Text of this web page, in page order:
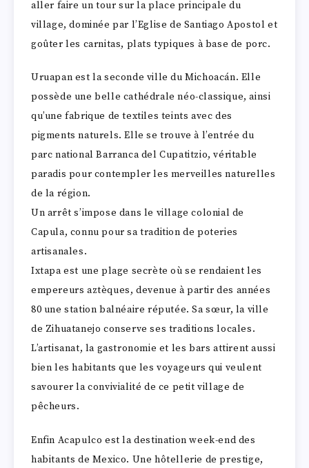
aller faire un tour sur la place principale du
village, dominée par l’Eglise de Santiago Apostol et
goûter les carnitas, plats typiques à base de porc.
Uruapan est la seconde ville du Michoacán. Elle
possède une belle cathédrale néo-classique, ainsi
qu’une fabrique de textiles teints avec des
pigments naturels. Elle se trouve à l’entrée du
parc national Barranca del Cupatitzio, véritable
paradis pour contempler les merveilles naturelles
de la région.
Un arrêt s’impose dans le village colonial de
Capula, connu pour sa tradition de poteries
artisanales.
Ixtapa est une plage secrète où se rendaient les
empereurs aztèques, devenue à partir des années
80 une station balnéaire réputée. Sa sœur, la ville
de Zihuatanejo conserve ses traditions locales.
L’artisanat, la gastronomie et les bars attirent aussi
bien les habitants que les voyageurs qui veulent
savourer la convivialité de ce petit village de
pêcheurs.
Enfin Acapulco est la destination week-end des
habitants de Mexico. Une hôtellerie de prestige,